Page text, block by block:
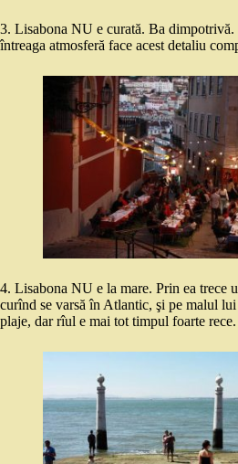
3. Lisabona NU e curată. Ba
întreaga atmosferă face acest detaliu
4. Lisabona NU e la mare. Prin ea trece
curînd se varsă în Atlantic, şi pe malul lui
plaje, dar rîul e mai tot timpul foarte rece.